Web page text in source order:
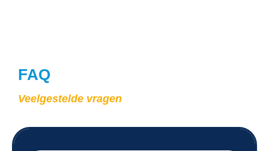
FAQ
Veelgestelde vragen